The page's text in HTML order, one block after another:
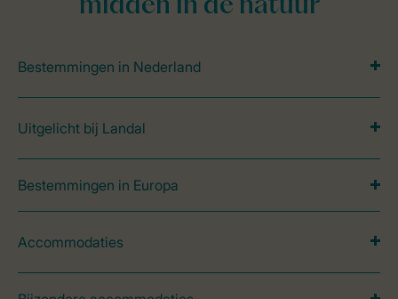
midden in de natuur
Bestemmingen in Nederland
Uitgelicht bij Landal
Bestemmingen in Europa
Accommodaties